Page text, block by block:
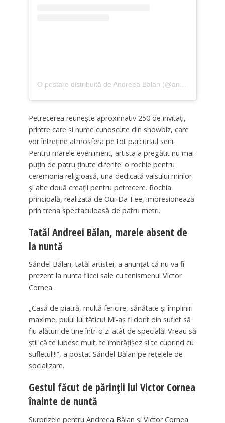
O postare distribuită de Andreea Balan (@andreeabalanofficial)
Petrecerea reunește aproximativ 250 de invitați,
printre care și nume cunoscute din showbiz, care
vor întreține atmosfera pe tot parcursul serii.
Pentru marele eveniment, artista a pregătit nu mai
puțin de patru ținute diferite: o rochie pentru
ceremonia religioasă, una dedicată valsului mirilor
și alte două creații pentru petrecere. Rochia
principală, realizată de Oui-Da-Fee, impresionează
prin trena spectaculoasă de patru metri.
Tatăl Andreei Bălan, marele absent de
la nuntă
Săndel Bălan, tatăl artistei, a anunțat că nu va fi
prezent la nunta fiicei sale cu tenismenul Victor
Cornea.
„Casă de piatră, multă fericire, sănătate și împliniri
maxime, puiul lui tăticu! Mi-aș fi dorit din suflet să
fiu alături de tine într-o zi atât de specială! Vreau să
știi că te iubesc mult, te îmbrățișez și te cuprind cu
sufletul!!!”, a postat Săndel Bălan pe rețelele de
socializare.
Gestul făcut de părinții lui Victor Cornea
înainte de nuntă
Surprizele pentru Andreea Bălan și Victor Cornea